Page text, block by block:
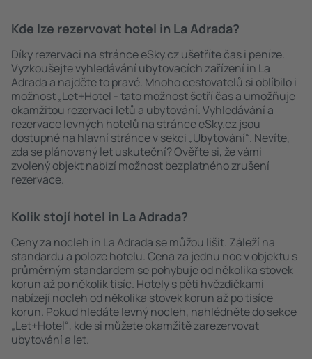
Kde lze rezervovat hotel in La Adrada?
Díky rezervaci na stránce eSky.cz ušetříte čas i peníze.
Vyzkoušejte vyhledávání ubytovacích zařízení in La
Adrada a najděte to pravé. Mnoho cestovatelů si oblíbilo i
možnost „Let+Hotel - tato možnost šetří čas a umožňuje
okamžitou rezervaci letů a ubytování. Vyhledávání a
rezervace levných hotelů na stránce eSky.cz jsou
dostupné na hlavní stránce v sekci „Ubytování“. Nevíte,
zda se plánovaný let uskuteční? Ověřte si, že vámi
zvolený objekt nabízí možnost bezplatného zrušení
rezervace.
Kolik stojí hotel in La Adrada?
Ceny za nocleh in La Adrada se můžou lišit. Záleží na
standardu a poloze hotelu. Cena za jednu noc v objektu s
průměrným standardem se pohybuje od několika stovek
korun až po několik tisíc. Hotely s pěti hvězdičkami
nabízejí nocleh od několika stovek korun až po tisíce
korun. Pokud hledáte levný nocleh, nahlédněte do sekce
„Let+Hotel“, kde si můžete okamžitě zarezervovat
ubytování a let.